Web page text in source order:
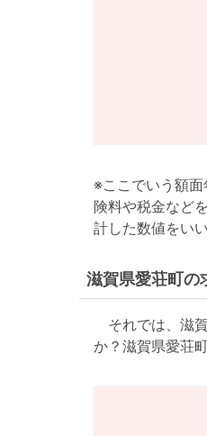
※ここでいう額
険料や税金など
計した数値をいい
滋賀県愛荘町の
それでは、滋
か？滋賀県愛荘